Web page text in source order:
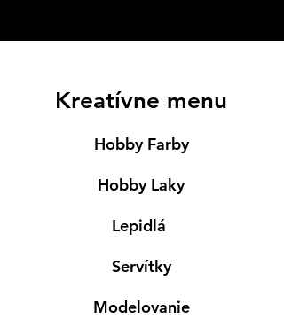
Kreatívne menu
Hobby Farby
Hobby Laky
Lepidlá
Servítky
Modelovanie